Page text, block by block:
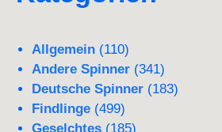
Allgemein (110)
Andere Spinner (341)
Deutsche Spinner (183)
Findlinge (499)
Geselchtes (185)